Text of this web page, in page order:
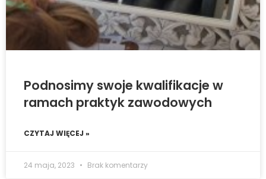
Podnosimy swoje kwalifikacje w
ramach praktyk zawodowych
CZYTAJ WIĘCEJ »
24 maja, 2023 Brak komentarzy